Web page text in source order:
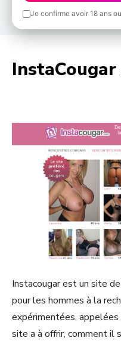
Je confirme avoir 18 ans
Instacougar est un site
pour les hommes à la
expérimentées, appelées
site a à offrir, comment il